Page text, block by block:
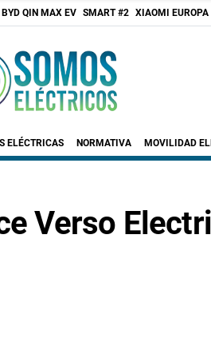
BYD QIN MAX EV SMART #2 XIAOMI EUROPA
ELÉCTRICAS NORMATIVA MOVILIDAD
Verso